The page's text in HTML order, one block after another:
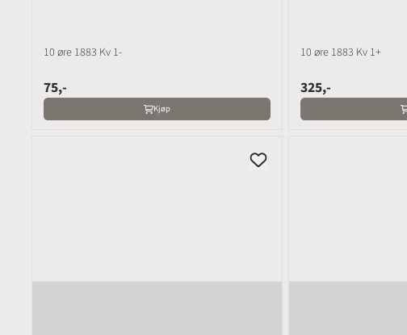
10 øre 1883 Kv 1-
75,-
Kjøp
10 øre 1883 Kv 1+
325,-